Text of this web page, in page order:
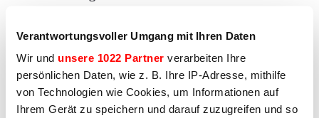
Verantwortungsvoller Umgang mit Ihren Daten
Wir und unsere 1022 Partner verarbeiten Ihre
persönlichen Daten, wie z. B. Ihre IP-Adresse, mithilfe
von Technologien wie Cookies, um Informationen auf
Ihrem Gerät zu speichern und darauf zuzugreifen und so
Zweck des Profilings einverstanden, wie unter
E) und F) der Datenschutzerklärung
angegeben.
Ja